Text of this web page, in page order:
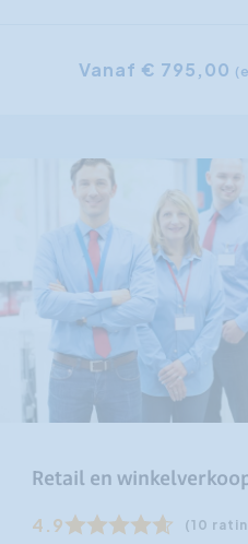
Vanaf € 795,00
Retail en
4.9 (10